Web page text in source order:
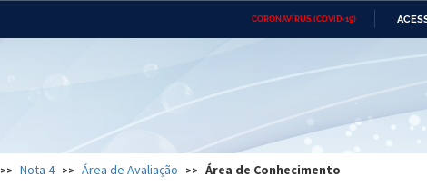
CORONAVÍRUS (COVID-19)
Ministério das
Ministério do Desenvolvimento
Regional
Nota 4 Área de Avaliação Área de Conhecimento